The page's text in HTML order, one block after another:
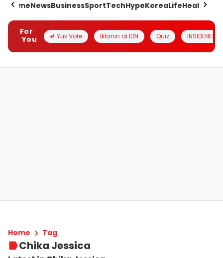
HomeNewsBusinessSportTechHypeKoreaLifeHealth
For
You
# Yuk Vote Iklanin di IDN Quiz INSIDENESIA
Home Tag
Chika Jessica